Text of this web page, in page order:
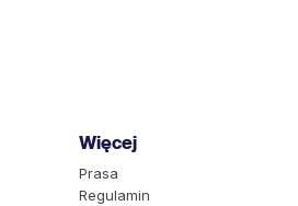
Więcej
Prasa
Regulamin